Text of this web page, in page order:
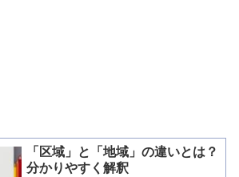
「区域」と「地域」の違いとは？
分かりやすく解釈